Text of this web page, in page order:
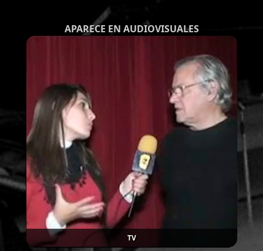
APARECE EN AUDIOVISUALES
TV